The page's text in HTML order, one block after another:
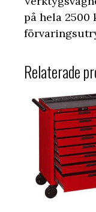
på hela 2500
Relaterade